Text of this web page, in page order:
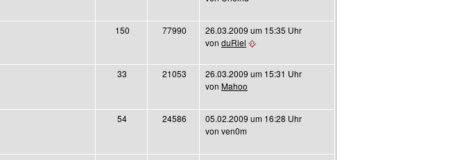
150 77990
26.03.2009 um 15:35 Uhr
von duRiel
33 21053
26.03.2009 um 15:31 Uhr
von Mahoo
54 24586
05.02.2009 um 16:28 Uhr
von ven0m